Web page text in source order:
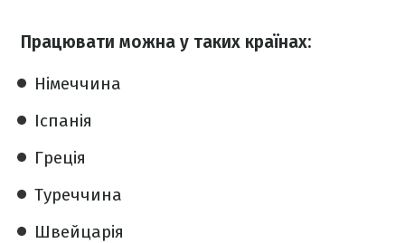
Працювати можна у таких країнах:
Німеччина
Іспанія
Греція
Туреччина
Швейцарія